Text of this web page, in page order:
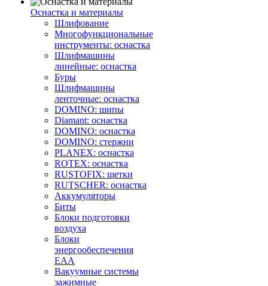
Оснастка и материалы
Шлифование
Многофункциональные
инструменты: оснастка
Шлифмашины
линейные: оснастка
Буры
Шлифмашины
ленточные: оснастка
DOMINO: шипы
Diamant: оснастка
DOMINO: оснастка
DOMINO: стержни
PLANEX: оснастка
ROTEX: оснастка
RUSTOFIX: щетки
RUTSCHER: оснастка
Аккумуляторы
Биты
Блоки подготовки
воздуха
Блоки
энергообеспечения
EAA
Вакуумные системы
зажимные